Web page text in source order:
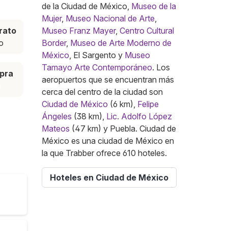
de la Ciudad de México, Museo de la
Mujer, Museo Nacional de Arte,
Museo Franz Mayer, Centro Cultural
Border, Museo de Arte Moderno de
México, El Sargento y Museo
Tamayo Arte Contemporáneo. Los
aeropuertos que se encuentran más
cerca del centro de la ciudad son
Ciudad de México (6 km), Felipe
Ángeles (38 km), Lic. Adolfo López
Mateos (47 km) y Puebla. Ciudad de
México es una ciudad de México en
la que Trabber ofrece 610 hoteles.
Hoteles en Ciudad de México